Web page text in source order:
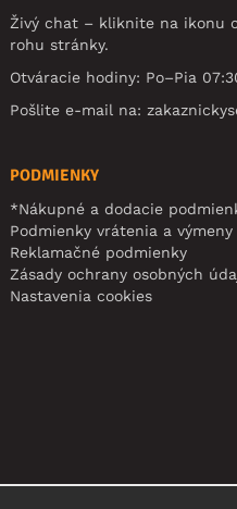
Živý chat – kliknite na ikonu
rohu stránky.
Otváracie hodiny: Po–Pia
Pošlite e-mail na:
PODMIENKY
*Nákupné a dodacie
Podmienky vrátenia a výmeny
Reklamačné podmienky
Zásady ochrany osobných
Nastavenia cookies